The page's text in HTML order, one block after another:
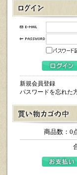
新規会員登録
パスワードを忘れた
商品数：0